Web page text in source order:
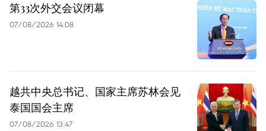
第33次外交会议闭幕
07/08/2026 14:08
越共中央总书记、国家主席苏林会见
泰国国会主席
07/08/2026 13:47